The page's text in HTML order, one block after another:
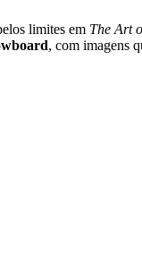
limites em The Art
, com imagens